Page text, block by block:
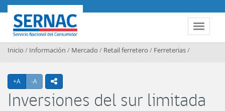
Contenido principal
Toggle
SERNAC
Inicio / Información / Mercado / Retail ferretero / Ferreterias/
+A Agrandar texto
-A Achicar textoicono compartir
Inversiones del sur limitada